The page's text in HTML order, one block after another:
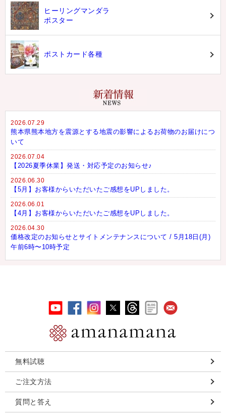
ヒーリングマンダラ
ポスター
ポストカード各種
2026.07.29
熊本県熊本地方を震源とする地震の影響によるお荷物のお届けにつ
いて
2026.07.04
【2026夏季休業】発送・対応予定のお知らせ♪
2026.06.30
【5月】お客様からいただいたご感想をUPしました。
2026.06.01
【4月】お客様からいただいたご感想をUPしました。
2026.04.30
価格改定のお知らせとサイトメンテナンスについて / 5月18日(月)
午前6時〜10時予定
無料試聴
ご注文方法
質問と答え